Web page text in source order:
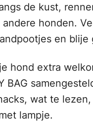
de kust,
honden.
en blije
hond extra
BAG
wat te
lampje.